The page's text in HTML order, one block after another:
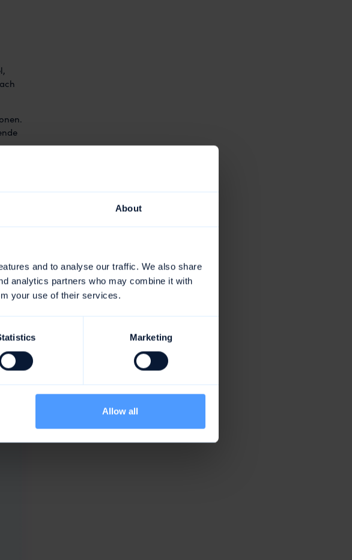
About
and to analyse our traffic. We also share
analytics partners who may combine it with
your use of their services.
Marketing
Allow all